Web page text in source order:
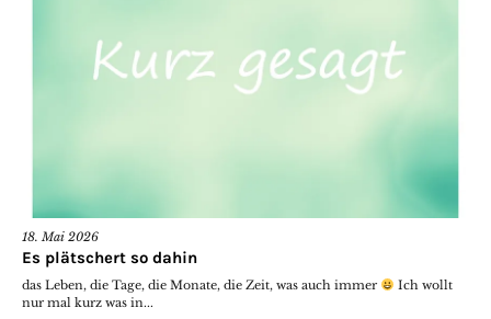
18. Mai 2026
Es plätschert so dahin
das Leben, die Tage, die Monate, die Zeit, was auch immer
Ich wollt
nur mal kurz was in...